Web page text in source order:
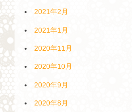
2021年2月
2021年1月
2020年11月
2020年10月
2020年9月
2020年8月